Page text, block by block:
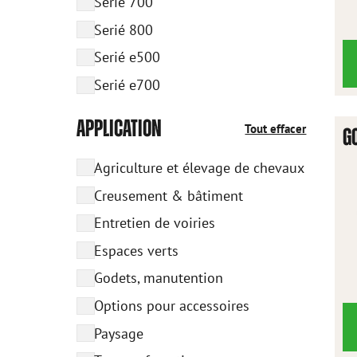
Serié 800
Serié e500
Serié e700
APPLICATION Tout effacer
Agriculture et élevage de chevaux
Creusement & bâtiment
Entretien de voiries
Espaces verts
Godets, manutention
Options pour accessoires
Paysage